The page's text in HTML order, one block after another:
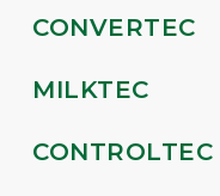
CONVERTEC
MILKTEC
CONTROLTEC